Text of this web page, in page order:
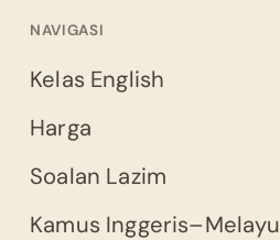
NAVIGASI
Kelas English
Harga
Soalan Lazim
Kamus Inggeris–Melayu